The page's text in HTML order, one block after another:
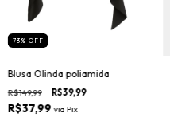
73 % OFF
Blusa Olinda poliamida
R$149,99 R$39,99
R$37,99via Pix